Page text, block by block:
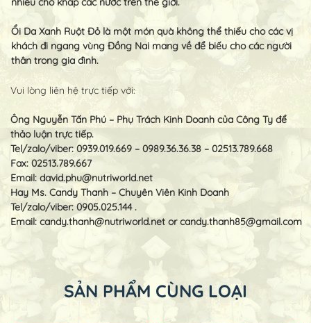
Ổi Da Xanh Ruột Đỏ là một món quà không thể thiếu cho các vị
khách đi ngang vùng Đồng Nai mang về để biếu cho các người
thân trong gia đình.
Vui lòng liên hệ trực tiếp với:
Ông Nguyễn Tấn Phú – Phụ Trách Kinh Doanh của Công Ty để
thảo luận trực tiếp.
Tel/zalo/viber: 0939.019.669 – 0989.36.36.38 – 02513.789.668
Fax: 02513.789.667
Email: david.phu@nutriworld.net
Hay Ms. Candy Thanh – Chuyên Viên Kinh Doanh
Tel/zalo/viber: 0905.025.144 .
Email: candy.thanh@nutriworld.net orcandy.thanh85@gmail.com
SẢN PHẨM CÙNG LOẠI